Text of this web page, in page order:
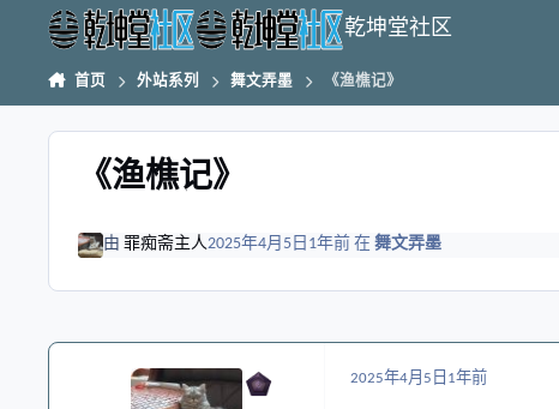
跳转到帖子
乾坤堂社区
首页 外站系列 舞文弄墨 《渔樵记》
《渔樵记》
由 罪痴斋主人2025年4月5日 1年前 在 舞文弄墨
2025年4月5日 1年前